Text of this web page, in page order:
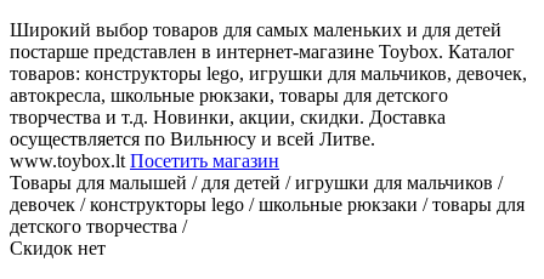
Широкий выбор товаров для самых маленьких и для детей
постарше представлен в интернет-магазине Toybox. Каталог
товаров: конструкторы lego, игрушки для мальчиков, девочек,
автокресла, школьные рюкзаки, товары для детского
творчества и т.д. Новинки, акции, скидки. Доставка
осуществляется по Вильнюсу и всей Литве.
www.toybox.lt Посетить магазин
Товары для малышей / для детей / игрушки для мальчиков /
девочек / конструкторы lego / школьные рюкзаки / товары для
детского творчества /
Скидок нет